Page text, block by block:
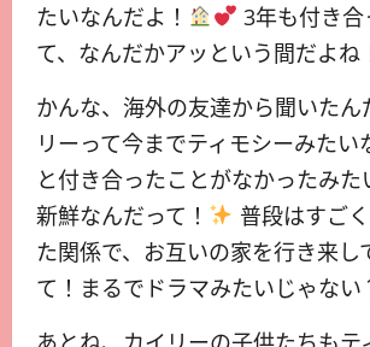
たいなんだよ！
3年も付き合
て、なんだかアッという間だよね
かんな、海外の友達から聞いたん
リーって今までティモシーみたい
と付き合ったことがなかったみた
新鮮なんだって！
普段はすごく
た関係で、お互いの家を行き来し
て！まるでドラマみたいじゃない